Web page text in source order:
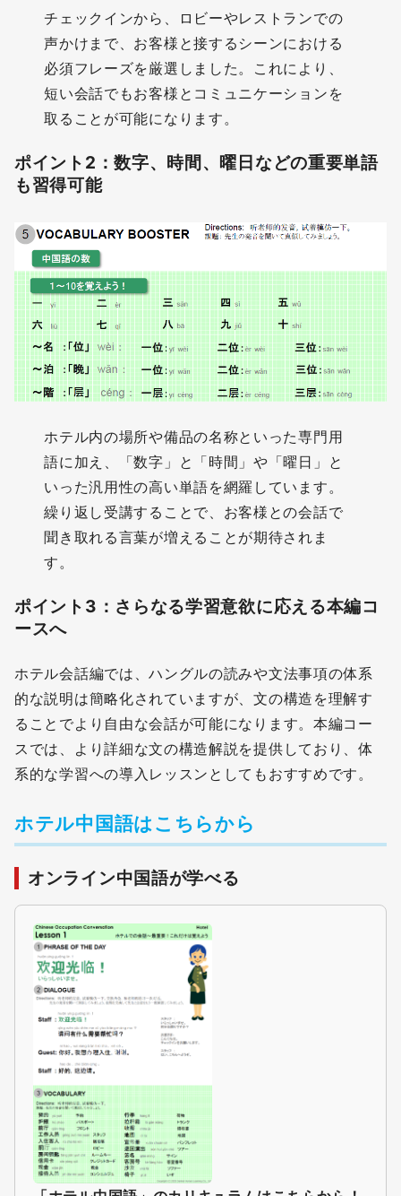
チェックインから、ロビーやレストランでの
声かけまで、お客様と接するシーンにおける
必須フレーズを厳選しました。これにより、
短い会話でもお客様とコミュニケーションを
取ることが可能になります。
ポイント2：数字、時間、曜日などの重要単語
も習得可能
ホテル内の場所や備品の名称といった専門用
語に加え、「数字」と「時間」や「曜日」と
いった汎用性の高い単語を網羅しています。
繰り返し受講することで、お客様との会話で
聞き取れる言葉が増えることが期待されま
す。
ポイント3：さらなる学習意欲に応える本編コ
ースへ
ホテル会話編では、ハングルの読みや文法事項の体系
的な説明は簡略化されていますが、文の構造を理解す
ることでより自由な会話が可能になります。本編コー
スでは、より詳細な文の構造解説を提供しており、体
系的な学習への導入レッスンとしてもおすすめです。
ホテル中国語はこちらから
オンライン中国語が学べる